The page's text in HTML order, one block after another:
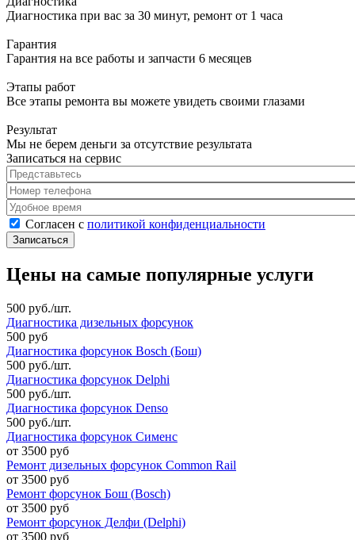
Диагностика при вас за 30 минут, ремонт от 1 часа
Гарантия
Гарантия на все работы и запчасти 6 месяцев
Этапы работ
Все этапы ремонта вы можете увидеть своими глазами
Результат
Мы не берем деньги за отсутствие результата
Записаться на сервис
Представьтесь
Номер телефона
Удобное время
Согласен с политикой конфиденциальности*
Согласен с политикой конфиденциальности
Цены на самые популярные услуги
500 руб./шт.
Диагностика дизельных форсунок
500 руб
Диагностика форсунок Bosch (Бош)
500 руб./шт.
Диагностика форсунок Delphi
500 руб./шт.
Диагностика форсунок Denso
500 руб./шт.
Диагностика форсунок Сименс
от 3500 руб
Ремонт дизельных форсунок Common Rail
от 3500 руб
Ремонт форсунок Бош (Bosch)
от 3500 руб
Ремонт форсунок Делфи (Delphi)
от 3500 руб